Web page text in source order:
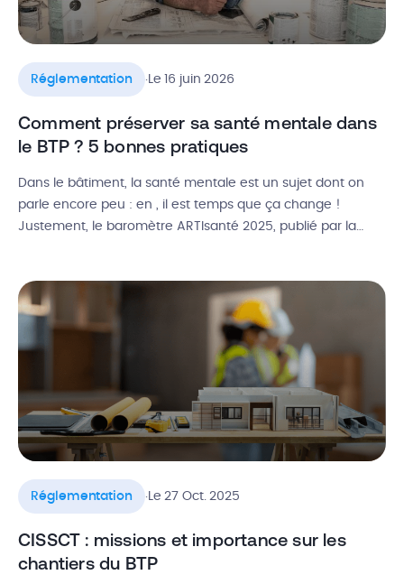
Réglementation .Le 16 juin 2026
Comment préserver sa santé mentale dans
le BTP ? 5 bonnes pratiques
Dans le bâtiment, la santé mentale est un sujet dont on
parle encore peu : en , il est temps que ça change !
Justement, le baromètre ARTIsanté 2025, publié par la
: sur 2491 professionnels […]
Réglementation .Le 27 Oct. 2025
CISSCT : missions et importance sur les
chantiers du BTP